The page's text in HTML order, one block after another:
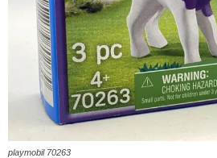
playmobil 70263